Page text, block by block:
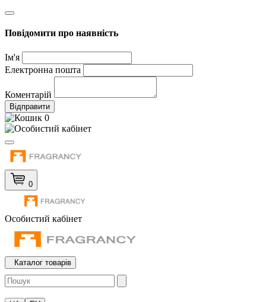
Повідомити про наявність
Ім'я
Електронна пошта
Коментарій
Відправити
0
0
Особистий кабінет
Каталог товарів